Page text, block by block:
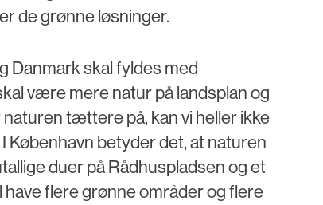
de grønne løsninger.
Danmark skal fyldes med
være mere natur på landsplan og
naturen tættere på, kan vi heller ikke
betyder det, at naturen
duer på Rådhuspladsen og et
flere grønne områder og flere